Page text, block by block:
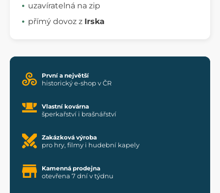
uzavíratelná na zip
přímý dovoz z Irska
První a největší
historický e-shop v ČR
Vlastní kovárna
šperkařství i brašnářství
Zakázková výroba
pro hry, filmy i hudební kapely
Kamenná prodejna
otevřena 7 dní v týdnu